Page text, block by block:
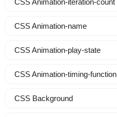
CSS Animation-iteration-count
CSS Animation-name
CSS Animation-play-state
CSS Animation-timing-function
CSS Background